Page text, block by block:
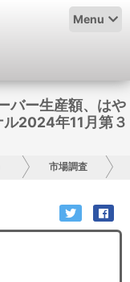
Menu
バー生産額、はや
2024年11月第３
市場調査